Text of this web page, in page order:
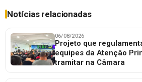
Notícias relacionadas
06/08/2026
Projeto que
equipes da Atenção
tramitar na Câmara